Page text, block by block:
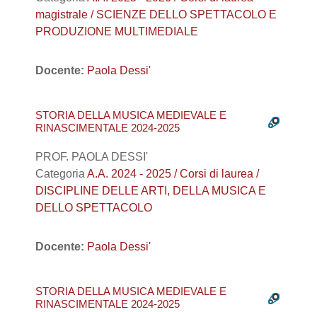
magistrale / SCIENZE DELLO SPETTACOLO E
PRODUZIONE MULTIMEDIALE
Docente: Paola Dessi'
STORIA DELLA MUSICA MEDIEVALE E
RINASCIMENTALE 2024-2025
PROF. PAOLA DESSI'
Categoria A.A. 2024 - 2025 / Corsi di laurea /
DISCIPLINE DELLE ARTI, DELLA MUSICA E
DELLO SPETTACOLO
Docente: Paola Dessi'
STORIA DELLA MUSICA MEDIEVALE E
RINASCIMENTALE 2024-2025